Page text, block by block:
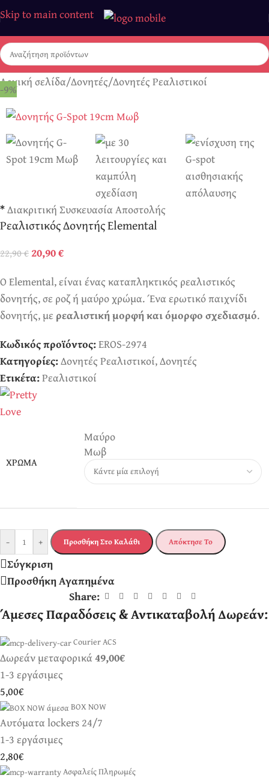
Skip to main content
Αρχική σελίδα/Δονητές/Δονητές Ρεαλιστικοί
-9%
*Διακριτική Συσκευασία Αποστολής
Ρεαλιστικός Δονητής Elemental
22,90€20,90€
Ο Elemental, είναι ένας καταπληκτικός ρεαλιστικός
δονητής, σε ροζ ή μαύρο χρώμα. Ένα ερωτικό παιχνίδι
δονητής, μερεαλιστική μορφή και όμορφο σχεδιασμό.
Κωδικός προϊόντος:EROS-2974
Κατηγορίες:Δονητές Ρεαλιστικοί,Δονητές
Ετικέτα:Ρεαλιστικοί
ΧΡΏΜΑ
Μαύρο
Μωβ
- + Προσθήκη Στο Καλάθι Απόκτησε Το
Σύγκριση
Προσθήκη Αγαπημένα
Share:
Άμεσες Παραδόσεις & Αντικαταβολή Δωρεάν:
Courier ACS
Δωρεάν μεταφορικά49,00€
1-3 εργάσιμες
5,00€
BOX NOW
Αυτόματα lockers 24/7
1-3 εργάσιμες
2,80€
Ασφαλείς Πληρωμές